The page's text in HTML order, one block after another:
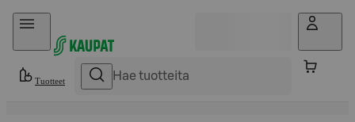
Hyppää sisältöön
Tuotteet